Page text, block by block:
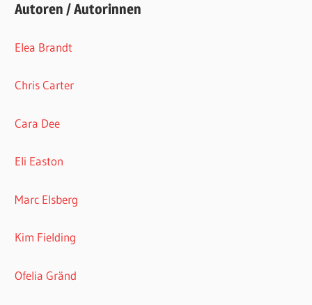
Autoren / Autorinnen
Elea Brandt
Chris Carter
Cara Dee
Eli Easton
Marc Elsberg
Kim Fielding
Ofelia Gränd